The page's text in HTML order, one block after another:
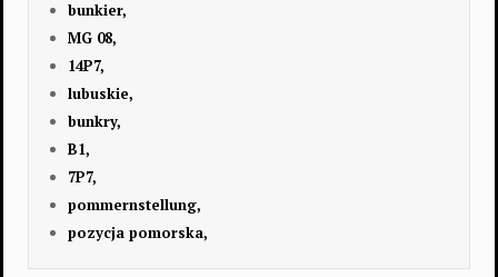
bunkier,
MG 08,
14P7,
lubuskie,
bunkry,
B1,
7P7,
pommernstellung,
pozycja pomorska,